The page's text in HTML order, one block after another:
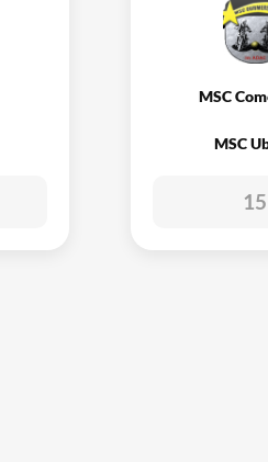
MSC
MSC